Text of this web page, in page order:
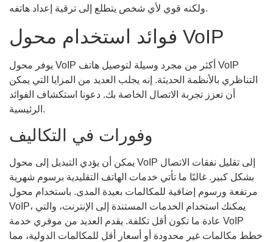
ولكنه قوي لأي شخص يتطلع إلى ترقية إعداد هاتفه.
فوائد استخدام محول VoIP
يوفر محول VoIP أكثر من مجرد وسيلة لتوصيل هاتف VoIP
التناظري بالأنظمة الحديثة. إنه يجلب العديد من المزايا التي يمكن
أن تعزز تجربة الاتصال الخاصة بك. دعونا استكشاف الفوائد
الرئيسية.
وفورات في التكاليف
يمكن أن يؤدي التبديل إلى محول VoIP إلى تقليل نفقات الاتصال
بشكل كبير. غالبًا ما تأتي خدمات الهاتف التقليدية برسوم شهرية
مرتفعة ورسوم إضافية للمكالمات بعيدة المدى. باستخدام محول
VoIP، يمكنك استخدام الخدمات المستندة إلى الإنترنت، والتي
عادة ما تكون أقل تكلفة. يقدم العديد من موفري خدمة VoIP
خطط مكالمات غير محدودة أو أسعار أقل للمكالمات الدولية، مما